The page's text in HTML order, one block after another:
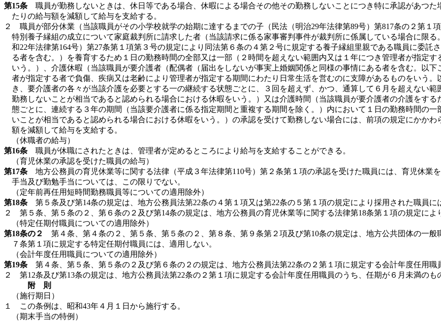
第15条 職員が勤務しないときは、休日等である場合、休暇による場合その他その勤務しないことにつき特に承認があつ
たりの給与額を減額して給与を支給する。
２ 職員が部分休業（当該職員がその小学校就学の始期に達するまでの子（民法（明治29年法律第89号）第817条の２第１
特別養子縁組の成立について家庭裁判所に請求した者（当該請求に係る家事審判事件が裁判所に係属している場合に限
和22年法律第164号）第27条第１項第３号の規定により同法第６条の４第２号に規定する養子縁組里親である職員に委託
る者を含む。）を養育するため１日の勤務時間の全部又は一部（２時間を超えない範囲内又は１年につき管理者が指定
いう。）、介護休暇（当該職員が要介護者（配偶者（届出をしないが事実上婚姻関係と同様の事情にある者を含む。以
者が指定する者で負傷、疾病又は老齢により管理者が指定する期間にわたり日常生活を営むのに支障があるものをいう
き、要介護者の各々が当該介護を必要とする一の継続する状態ごとに、３回を超えず、かつ、通算して６月を超えない
勤務しないことが相当であると認められる場合における休暇をいう。）又は介護時間（当該職員が要介護者の介護をす
態ごとに、連続する３年の期間（当該要介護者に係る指定期間と重複する期間を除く。）内において１日の勤務時間の
いことが相当であると認められる場合における休暇をいう。）の承認を受けて勤務しない場合には、前項の規定にかか
額を減額して給与を支給する。
（休職者の給与）
第16条 職員が休職にされたときは、管理者が定めるところにより給与を支給することができる。
（育児休業の承認を受けた職員の給与）
第17条 地方公務員の育児休業等に関する法律（平成３年法律第110号）第２条第１項の承認を受けた職員には、育児休業
手当及び勤勉手当については、この限りでない。
（定年前再任用短時間勤務職員等についての適用除外）
第18条 第５条及び第14条の規定は、地方公務員法第22条の４第１項又は第22条の５第１項の規定により採用された職員に
２ 第５条、第５条の２、第６条の２及び第14条の規定は、地方公務員の育児休業等に関する法律第18条第１項の規定によ
（特定任期付職員についての適用除外）
第18条の２
第４条、第４条の２、第５条、第５条の２、第８条、第９条第２項及び第10条の規定は、地方公共団体の一
７条第１項に規定する特定任期付職員には、適用しない。
（会計年度任用職員についての適用除外）
第19条 第４条、第５条、第５条の２及び第６条の２の規定は、地方公務員法第22条の２第１項に規定する会計年度任用職
２ 第12条及び第13条の規定は、地方公務員法第22条の２第１項に規定する会計年度任用職員のうち、任期が６月未満の
附 則
（施行期日）
１ この条例は、昭和43年４月１日から施行する。
（期末手当の特例）